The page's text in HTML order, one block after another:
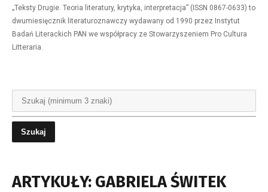
„Teksty Drugie. Teoria literatury, krytyka, interpretacja” (ISSN 0867-0633) to
dwumiesięcznik literaturoznawczy wydawany od 1990 przez Instytut
Badań Literackich PAN we współpracy ze Stowarzyszeniem Pro Cultura
Litteraria.
ARTYKUŁY: GABRIELA ŚWITEK